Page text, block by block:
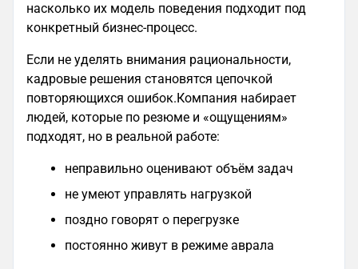
насколько их модель поведения подходит под
конкретный бизнес‑процесс.
Если не уделять внимания рациональности,
кадровые решения становятся цепочкой
повторяющихся ошибок.Компания набирает
людей, которые по резюме и «ощущениям»
подходят, но в реальной работе:
неправильно оценивают объём задач
не умеют управлять нагрузкой
поздно говорят о перегрузке
постоянно живут в режиме аврала